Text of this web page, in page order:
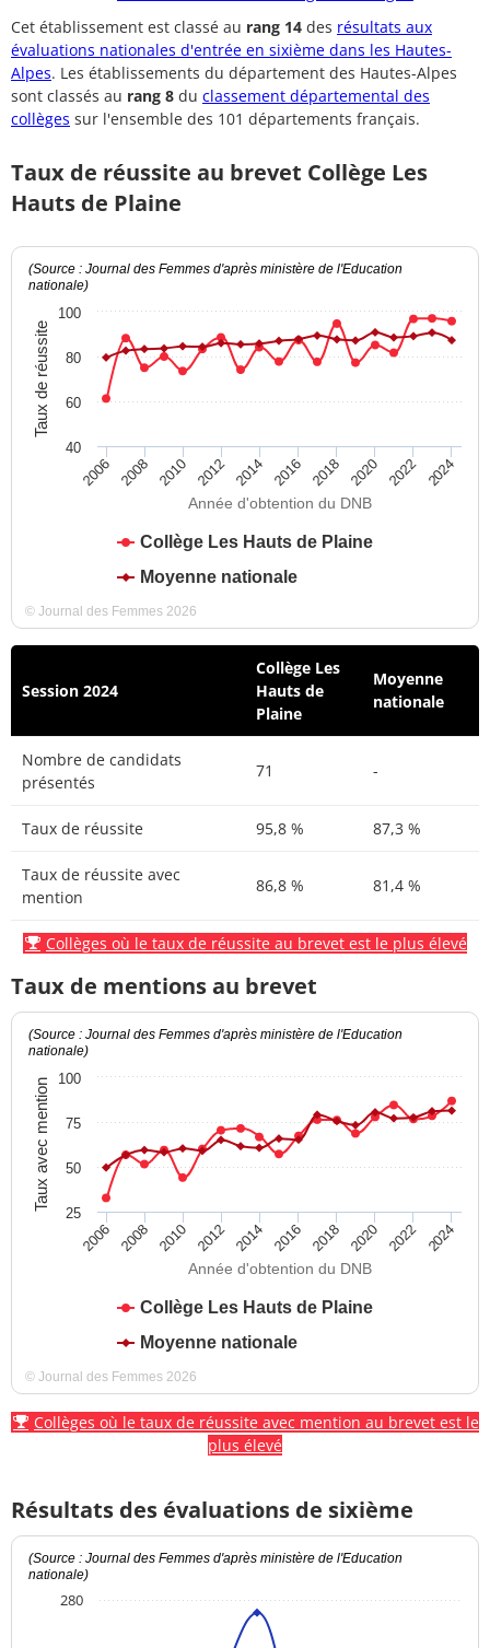
Cet établissement est classé au rang 14 des résultats aux
évaluations nationales d'entrée en sixième dans les Hautes-
Alpes. Les établissements du département des Hautes-Alpes
sont classés au rang 8 du classement départemental des
collèges sur l'ensemble des 101 départements français.
Taux de réussite au brevet Collège Les
Hauts de Plaine
Année d'obtention du DNB
Taux de réussite
(Source : Journal des Femmes d'après ministère de l'Education
nationale)
Collège Les Hauts de Plaine
Moyenne nationale
2006 2008 2010 2012 2014 2016 2018 2020 2022 2024
40
60
80
100
© Journal des Femmes 2026
Session 2024
Collège Les
Hauts de
Plaine
Moyenne
nationale
Nombre de candidats
présentés
71 -
Taux de réussite 95,8 % 87,3 %
Taux de réussite avec
mention
86,8 % 81,4 %
Collèges où le taux de réussite au brevet est le plus élevé
Taux de mentions au brevet
Année d'obtention du DNB
Taux avec mention
(Source : Journal des Femmes d'après ministère de l'Education
nationale)
Collège Les Hauts de Plaine
Moyenne nationale
2006 2008 2010 2012 2014 2016 2018 2020 2022 2024
25
50
75
100
© Journal des Femmes 2026
Collèges où le taux de réussite avec mention au brevet est le
plus élevé
Résultats des évaluations de sixième
(Source : Journal des Femmes d'après ministère de l'Education
nationale)
280